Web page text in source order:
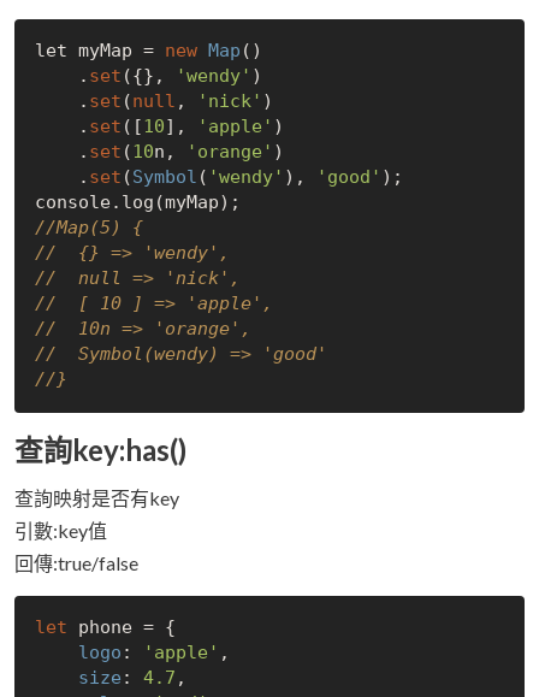
let myMap = new Map ()
    .
set ({}, 'wendy' )
    .
set (null , 'nick' )
    .
set ([10], 'apple' )
    .
set (10n, 'orange' )
    .
set (Symbol ( 'wendy' ), 'good' );
//Map(5) {
//  {} => 'wendy',
//  null => 'nick',
//  [ 10 ] => 'apple',
//  10n => 'orange',
//  Symbol(wendy) => 'good'
//}
查詢key:has()
查詢映射是否有key
引數:key值
回傳:true/false
let phone = {
logo : 'apple' ,
size : 4.7 ,